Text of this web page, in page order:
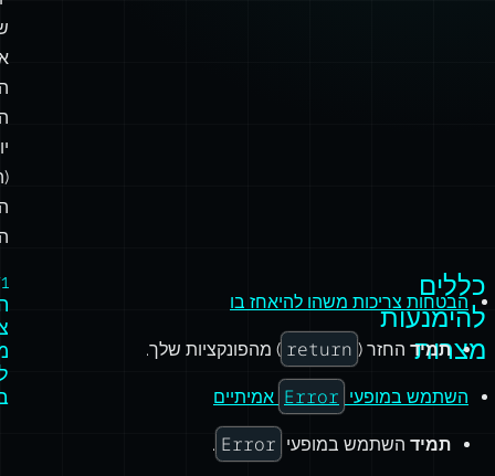
כללים
להימנעות
מצרות
הבטחות צריכות משהו להיאחז בו
תמיד החזר ( return ) מהפונקציות שלך.
השתמש במופעי Error אמיתיים
תמיד השתמש במופעי Error
.